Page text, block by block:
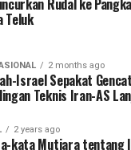
Rudal ke
Teluk
2 months ago
Israel Sepakat
Teknis Iran-AS
2 years ago
kata Mutiara tentang